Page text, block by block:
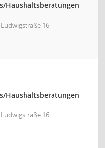
Haushaltsberatungen
16
Haushaltsberatungen
16